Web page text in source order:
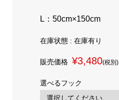
L：50cm×150cm
在庫状態 : 在庫有り
販売価格 ¥3,480(税別)
選べるフック